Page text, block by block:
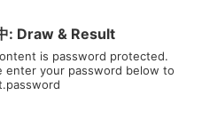
: Draw & Result
is password protected.
enter your password below to